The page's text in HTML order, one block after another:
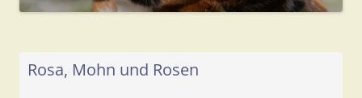
Rosa, Mohn und Rosen